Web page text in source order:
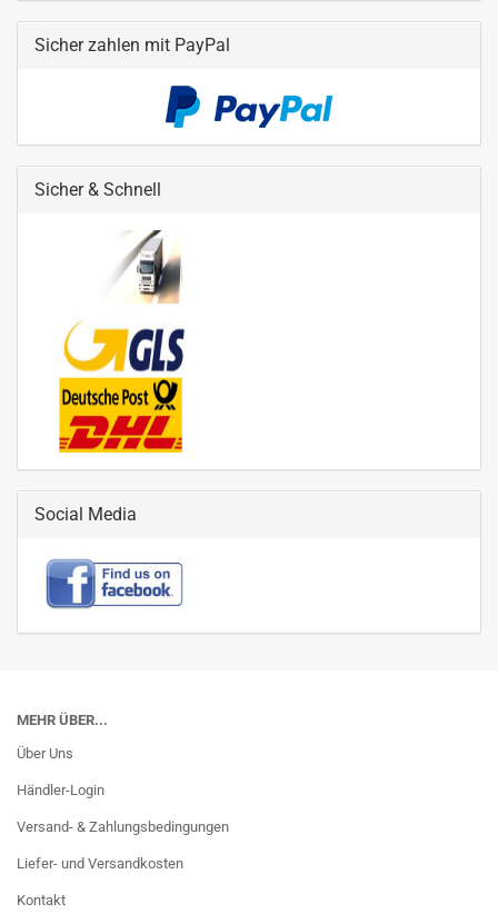
Sicher zahlen mit PayPal
Sicher & Schnell
Social Media
MEHR ÜBER...
Über Uns
Händler-Login
Versand- & Zahlungsbedingungen
Liefer- und Versandkosten
Kontakt